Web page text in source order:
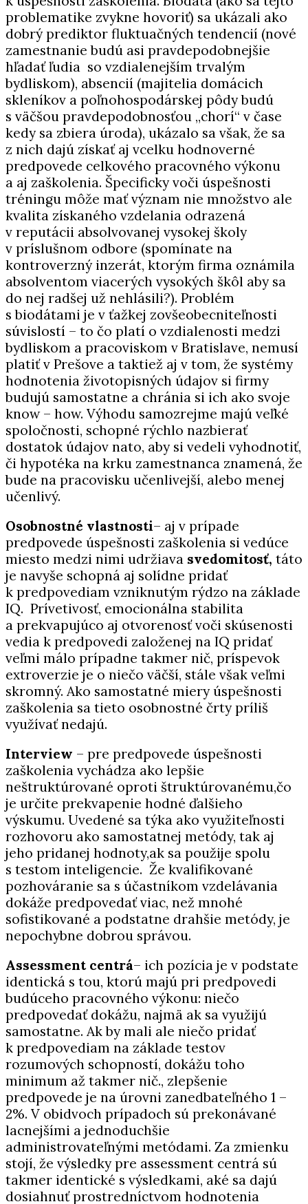
problematike zvykne hovoriť) sa ukázali ako
dobrý prediktor fluktuačných tendencií (nové
zamestnanie budú asi pravdepodobnejšie
hľadať ľudia so vzdialenejším trvalým
bydliskom), absencií (majitelia domácich
skleníkov a poľnohospodárskej pôdy budú
s väčšou pravdepodobnosťou „chorí“ v čase
kedy sa zbiera úroda), ukázalo sa však, že sa
z nich dajú získať aj vcelku hodnoverné
predpovede celkového pracovného výkonu
a aj zaškolenia. Špecificky voči úspešnosti
tréningu môže mať význam nie množstvo ale
kvalita získaného vzdelania odrazená
v reputácii absolvovanej vysokej školy
v príslušnom odbore (spomínate na
kontroverzný inzerát, ktorým firma oznámila
absolventom viacerých vysokých škôl aby sa
do nej radšej už nehlásili?). Problém
s biodátami je v ťažkej zovšeobecniteľnosti
súvislostí – to čo platí o vzdialenosti medzi
bydliskom a pracoviskom v Bratislave, nemusí
platiť v Prešove a taktiež aj v tom, že systémy
hodnotenia životopisných údajov si firmy
budujú samostatne a chránia si ich ako svoje
know – how. Výhodu samozrejme majú veľké
spoločnosti, schopné rýchlo nazbierať
dostatok údajov nato, aby si vedeli vyhodnotiť,
či hypotéka na krku zamestnanca znamená, že
bude na pracovisku učenlivejší, alebo menej
učenlivý.
Osobnostné vlastnosti– aj v prípade
predpovede úspešnosti zaškolenia si vedúce
miesto medzi nimi udržiava svedomitosť, táto
je navyše schopná aj solídne pridať
k predpovediam vzniknutým rýdzo na základe
IQ. Prívetivosť, emocionálna stabilita
a prekvapujúco aj otvorenosť voči skúsenosti
vedia k predpovedi založenej na IQ pridať
veľmi málo prípadne takmer nič, príspevok
extroverzie je o niečo väčší, stále však veľmi
skromný. Ako samostatné miery úspešnosti
zaškolenia sa tieto osobnostné črty príliš
využívať nedajú.
Interview – pre predpovede úspešnosti
zaškolenia vychádza ako lepšie
neštruktúrované oproti štruktúrovanému,čo
je určite prekvapenie hodné ďalšieho
výskumu. Uvedené sa týka ako využiteľnosti
rozhovoru ako samostatnej metódy, tak aj
jeho pridanej hodnoty,ak sa použije spolu
s testom inteligencie. Že kvalifikované
pozhováranie sa s účastníkom vzdelávania
dokáže predpovedať viac, než mnohé
sofistikované a podstatne drahšie metódy, je
nepochybne dobrou správou.
Assessment centrá– ich pozícia je v podstate
identická s tou, ktorú majú pri predpovedi
budúceho pracovného výkonu: niečo
predpovedať dokážu, najmä ak sa využijú
samostatne. Ak by mali ale niečo pridať
k predpovediam na základe testov
rozumových schopností, dokážu toho
minimum až takmer nič., zlepšenie
predpovede je na úrovni zanedbateľného 1 –
2%. V obidvoch prípadoch sú prekonávané
lacnejšími a jednoduchšie
administrovateľnými metódami. Za zmienku
stojí, že výsledky pre assessment centrá sú
takmer identické s výsledkami, aké sa dajú
dosiahnuť prostredníctvom hodnotenia